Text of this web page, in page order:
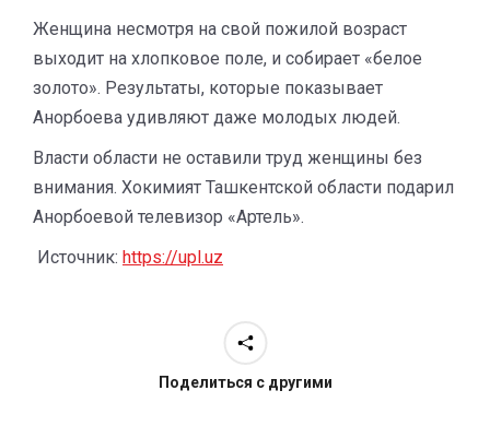
Женщина несмотря на свой пожилой возраст
выходит на хлопковое поле, и собирает «белое
золото». Результаты, которые показывает
Анорбоева удивляют даже молодых людей.
Власти области не оставили труд женщины без
внимания. Хокимият Ташкентской области подарил
Анорбоевой телевизор «Артель».
Источник: https://upl.uz
Поделиться с другими